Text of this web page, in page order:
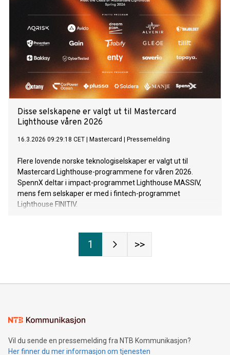
Disse selskapene er valgt ut til Mastercard
Lighthouse våren 2026
16.3.2026 09:29:18 CET Mastercard Pressemelding
Flere lovende norske teknologiselskaper er valgt ut til
Mastercard Lighthouse-programmene for våren 2026.
SpennX deltar i impact-programmet Lighthouse MASSIV,
mens fem selskaper er med i fintech-programmet
Lighthouse FINITIV.
1 >>
Vil du sende en pressemelding fra NTB Kommunikasjon?
Her finner du mer informasjon om tjenesten